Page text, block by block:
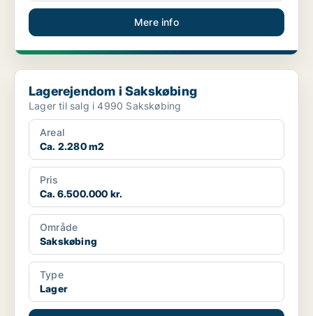
Mere info
Lagerejendom i Sakskøbing
Lagerejendom i Sakskøbing
Lager til salg i 4990 Sakskøbing
Areal
Ca. 2.280 m2
Pris
Ca. 6.500.000 kr.
Område
Sakskøbing
Type
Lager